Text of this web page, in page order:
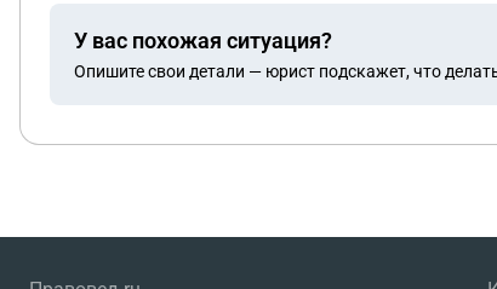
У вас похожая ситуация?
Опишите свои детали — юрист подскажет, что